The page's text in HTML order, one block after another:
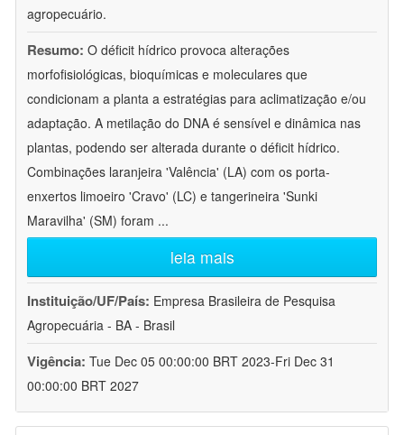
agropecuário.
Resumo: O déficit hídrico provoca alterações
morfofisiológicas, bioquímicas e moleculares que
condicionam a planta a estratégias para aclimatização e/ou
adaptação. A metilação do DNA é sensível e dinâmica nas
plantas, podendo ser alterada durante o déficit hídrico.
Combinações laranjeira 'Valência' (LA) com os porta-
enxertos limoeiro 'Cravo' (LC) e tangerineira 'Sunki
Maravilha' (SM) foram ...
leia mais
Instituição/UF/País: Empresa Brasileira de Pesquisa
Agropecuária - BA - Brasil
Vigência: Tue Dec 05 00:00:00 BRT 2023-Fri Dec 31
00:00:00 BRT 2027